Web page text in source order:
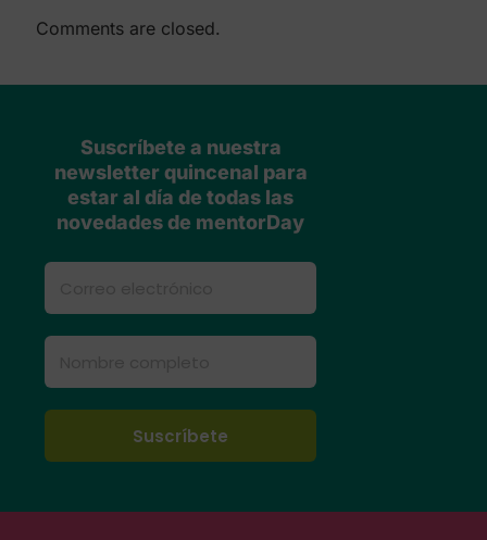
Comments are closed.
Suscríbete a nuestra
newsletter quincenal para
estar al día de todas las
novedades de mentorDay